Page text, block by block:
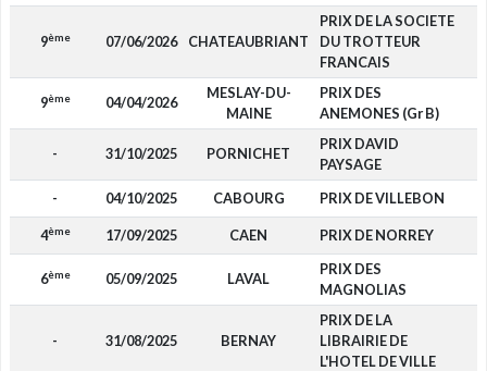
9ème 07/06/2026 CHATEAUBRIANT
PRIX DE LA SOCIETE
DU TROTTEUR
FRANCAIS
9ème 04/04/2026
MESLAY-DU-
MAINE
PRIX DES
ANEMONES (Gr B)
- 31/10/2025 PORNICHET
PRIX DAVID
PAYSAGE
-
04/10/2025 CABOURG PRIX DE VILLEBON
4ème 17/09/2025 CAEN PRIX DE NORREY
6ème 05/09/2025 LAVAL
PRIX DES
MAGNOLIAS
- 31/08/2025 BERNAY
PRIX DE LA
LIBRAIRIE DE
L'HOTEL DE VILLE